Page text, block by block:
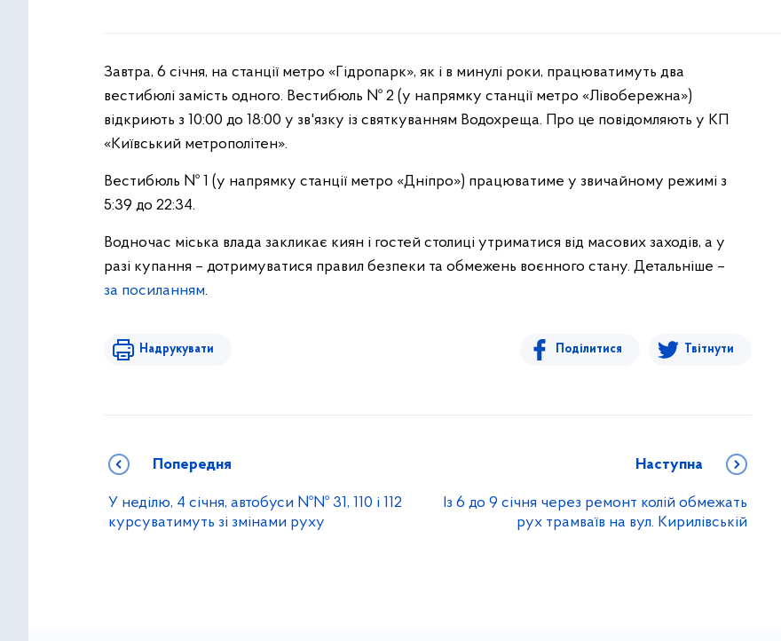
Завтра, 6 січня, на станції метро «Гідропарк», як і в минулі роки, працюватимуть два
вестибюлі замість одного. Вестибюль № 2 (у напрямку станції метро «Лівобережна»)
відкриють з 10:00 до 18:00 у зв'язку із святкуванням Водохреща. Про це повідомляють у КП
«Київський метрополітен».
Вестибюль № 1 (у напрямку станції метро «Дніпро») працюватиме у звичайному режимі з
5:39 до 22:34.
Водночас міська влада закликає киян і гостей столиці утриматися від масових заходів, а у
разі купання – дотримуватися правил безпеки та обмежень воєнного стану. Детальніше –
за посиланням.
Надрукувати Поділитися Твітнути
Попередня
У неділю, 4 січня, автобуси №№ 31, 110 і 112
курсуватимуть зі змінами руху
Наступна
Із 6 до 9 січня через ремонт колій обмежать
рух трамваїв на вул. Кирилівській